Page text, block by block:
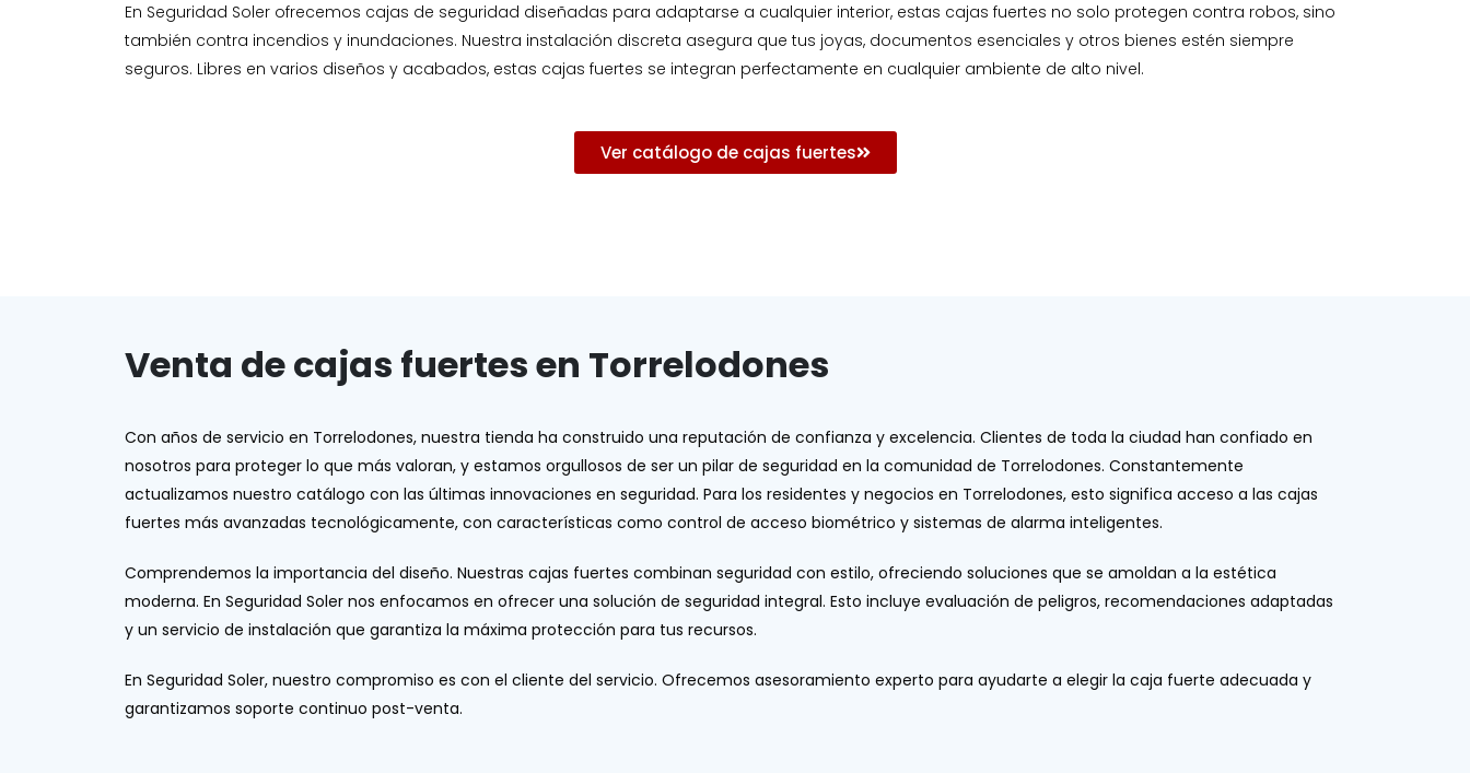
En Seguridad Soler ofrecemos cajas de seguridad diseñadas para adaptarse a cualquier interior, estas cajas fuertes no solo protegen contra robos, sino
también contra incendios y inundaciones. Nuestra instalación discreta asegura que tus joyas, documentos esenciales y otros bienes estén siempre
seguros. Libres en varios diseños y acabados, estas cajas fuertes se integran perfectamente en cualquier ambiente de alto nivel.
Ver catálogo de cajas fuertes
Venta de cajas fuertes en Torrelodones
Con años de servicio en Torrelodones, nuestra tienda ha construido una reputación de confianza y excelencia. Clientes de toda la ciudad han confiado en
nosotros para proteger lo que más valoran, y estamos orgullosos de ser un pilar de seguridad en la comunidad de Torrelodones. Constantemente
actualizamos nuestro catálogo con las últimas innovaciones en seguridad. Para los residentes y negocios en Torrelodones, esto significa acceso a las cajas
fuertes más avanzadas tecnológicamente, con características como control de acceso biométrico y sistemas de alarma inteligentes.
Comprendemos la importancia del diseño. Nuestras cajas fuertes combinan seguridad con estilo, ofreciendo soluciones que se amoldan a la estética
moderna. En Seguridad Soler nos enfocamos en ofrecer una solución de seguridad integral. Esto incluye evaluación de peligros, recomendaciones adaptadas
y un servicio de instalación que garantiza la máxima protección para tus recursos.
En Seguridad Soler, nuestro compromiso es con el cliente del servicio. Ofrecemos asesoramiento experto para ayudarte a elegir la caja fuerte adecuada y
garantizamos soporte continuo post-venta.